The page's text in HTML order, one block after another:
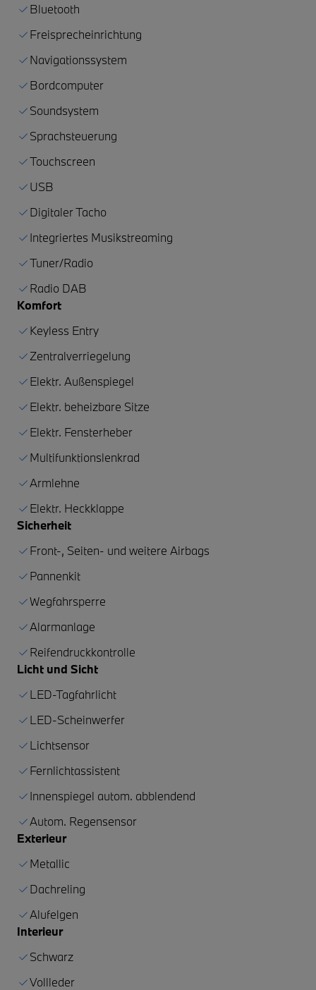
Bluetooth
Freisprecheinrichtung
Navigationssystem
Bordcomputer
Soundsystem
Sprachsteuerung
Touchscreen
USB
Digitaler Tacho
Integriertes Musikstreaming
Tuner/Radio
Radio DAB
Komfort
Keyless Entry
Zentralverriegelung
Elektr. Außenspiegel
Elektr. beheizbare Sitze
Elektr. Fensterheber
Multifunktionslenkrad
Armlehne
Elektr. Heckklappe
Sicherheit
Front-, Seiten- und weitere Airbags
Pannenkit
Wegfahrsperre
Alarmanlage
Reifendruckkontrolle
Licht und Sicht
LED-Tagfahrlicht
LED-Scheinwerfer
Lichtsensor
Fernlichtassistent
Innenspiegel autom. abblendend
Autom. Regensensor
Exterieur
Metallic
Dachreling
Alufelgen
Interieur
Schwarz
Vollleder